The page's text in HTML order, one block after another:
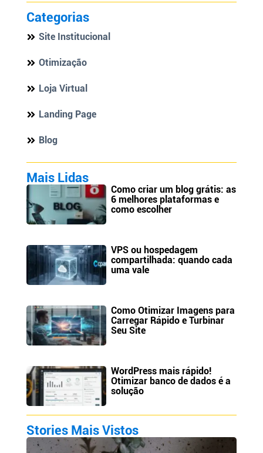
Categorias
Site Institucional
Otimização
Loja Virtual
Landing Page
Blog
Mais Lidas
Como criar um blog grátis: as
6 melhores plataformas e
como escolher
VPS ou hospedagem
compartilhada: quando cada
uma vale
Como Otimizar Imagens para
Carregar Rápido e Turbinar
Seu Site
WordPress mais rápido!
Otimizar banco de dados é a
solução
Stories Mais Vistos